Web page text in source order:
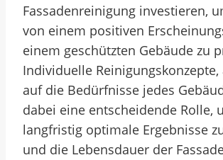
Fassadenreinigung investieren,
von einem positiven
einem geschützten Gebäude zu
Individuelle
auf die Bedürfnisse jedes
dabei eine entscheidende Rolle,
langfristig optimale Ergebnisse
und die Lebensdauer der